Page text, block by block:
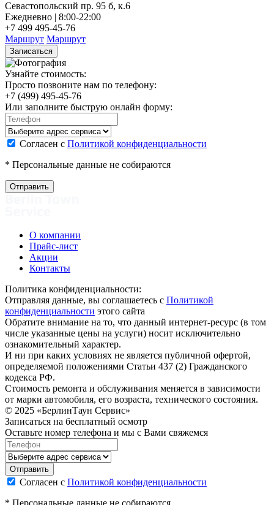
Севастопольский пр. 95 б, к.6
Ежедневно | 8:00-22:00
+7 499 495-45-76
Маршрут Маршрут
Записаться
Узнайте стоимость:
Просто позвоните нам по телефону:
+7 (499) 495-45-76
Или заполните быструю онлайн форму:
Согласен с Политикой конфиденциальности
* Персональные данные не собираются
О компании
Прайс-лист
Акции
Контакты
Политика конфиденциальности:
Отправляя данные, вы соглашаетесь с Политикой
конфиденциальности этого сайта
Обратите внимание на то, что данный интернет-ресурс (в том
числе указанные цены на услуги) носит исключительно
ознакомительный характер.
И ни при каких условиях не является публичной офертой,
определяемой положениями Статьи 437 (2) Гражданского
кодекса РФ.
Стоимость ремонта и обслуживания меняется в зависимости
от марки автомобиля, его возраста, технического состояния.
© 2025 «БерлинТаун Сервис»
Записаться на бесплатный осмотр
Оставьте номер телефона и мы с Вами свяжемся
Согласен с Политикой конфиденциальности
* Персональные данные не собираются